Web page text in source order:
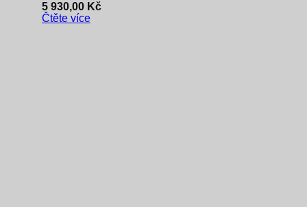
5 930,00 Kč
Čtěte více